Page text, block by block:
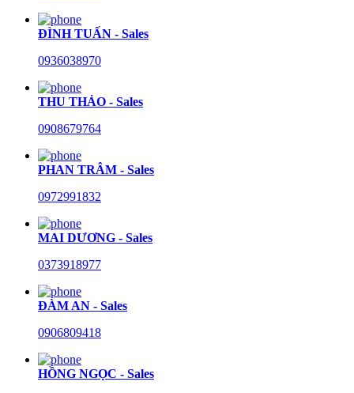
ĐÌNH TUẤN - Sales
0936038970
THU THẢO - Sales
0908679764
PHAN TRÂM - Sales
0972991832
MAI DƯƠNG - Sales
0373918977
ĐÀM AN - Sales
0906809418
HỒNG NGỌC - Sales